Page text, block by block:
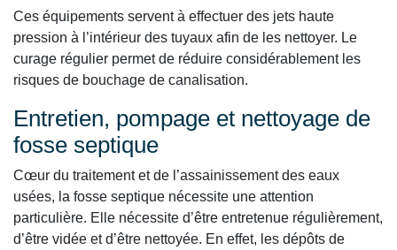
Ces équipements servent à effectuer des jets haute
pression à l’intérieur des tuyaux afin de les nettoyer. Le
curage régulier permet de réduire considérablement les
risques de bouchage de canalisation.
Entretien, pompage et nettoyage de
fosse septique
Cœur du traitement et de l’assainissement des eaux
usées, la fosse septique nécessite une attention
particulière. Elle nécessite d’être entretenue régulièrement,
d’être vidée et d’être nettoyée. En effet, les dépôts de